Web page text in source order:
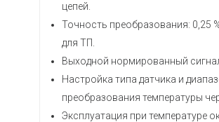
цепей.
Точность преобразования: 0,25
для ТП.
Выходной нормированный
Настройка типа датчика и
преобразования температуры
Эксплуатация при температуре